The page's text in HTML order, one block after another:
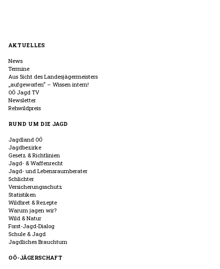
AKTUELLES
News
Termine
Aus Sicht des Landesjägermeisters
„aufgeworfen“ – Wissen intern!
OÖ Jagd TV
Newsletter
Rehwildpreis
RUND UM DIE JAGD
Jagdland OÖ
Jagdbezirke
Gesetz & Richtlinien
Jagd- & Waffenrecht
Jagd- und Lebensraumberater
Schlichter
Versicherungsschutz
Statistiken
Wildbret & Rezepte
Warum jagen wir?
Wild & Natur
Forst-Jagd-Dialog
Schule & Jagd
Jagdliches Brauchtum
OÖ-JÄGERSCHAFT